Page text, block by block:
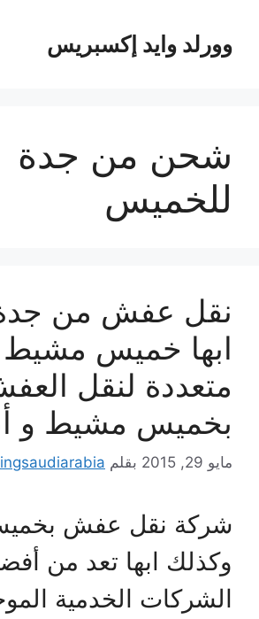
المحتوىوورلد وايد إكسبريس
شحن من جدة
للخميس
نقل عفش من
ابها خميس
متعددة لنقل
بخميس مشيط و
مايو 29, 2015 بقلم
شركة نقل عفش
وكذلك ابها تعد من
الشركات الخدمية